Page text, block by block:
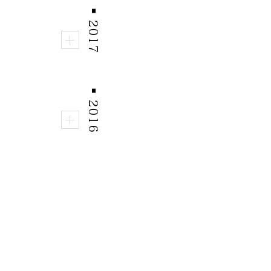
■
2017
■
2016